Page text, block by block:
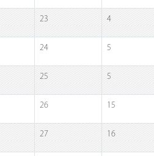
23 4
24 5
25 5
26 15
27 16